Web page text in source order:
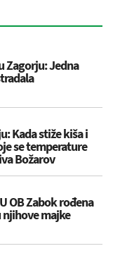
Zagorju: Jedna
Kada stiže kiša i
se temperature
Božarov
OB Zabok rođena
njihove majke